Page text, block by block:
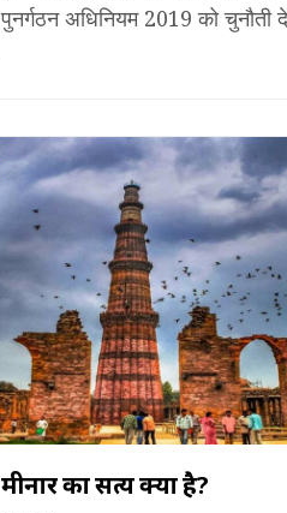
अधिनियम 2019 को चुनौती
का सत्य क्या है?